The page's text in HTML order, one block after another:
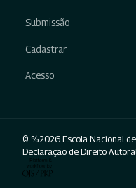
Submissão
Cadastrar
Acesso
© %2026 Escola Nacional
Declaração de Direito Autoral